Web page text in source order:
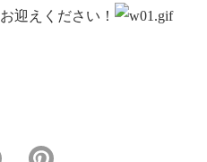
迎えください！